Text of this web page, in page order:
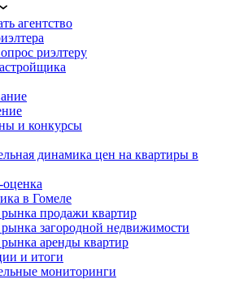
агентство
риэлтеру
и конкурсы
динамика цен на квартиры в
в Гомеле
продажи квартир
загородной недвижимости
аренды квартир
и итоги
мониторинги